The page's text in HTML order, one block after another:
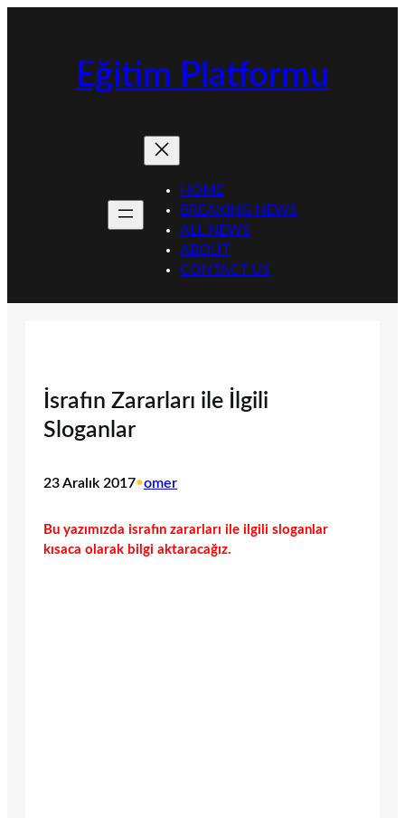
Eğitim Platformu
HOME
BREAKING NEWS
ALL NEWS
ABOUT
CONTACT US
İsrafın Zararları ile İlgili
Sloganlar
23 Aralık 2017•omer
Bu yazımızda israfın zararları ile ilgili sloganlar
kısaca olarak bilgi aktaracağız.